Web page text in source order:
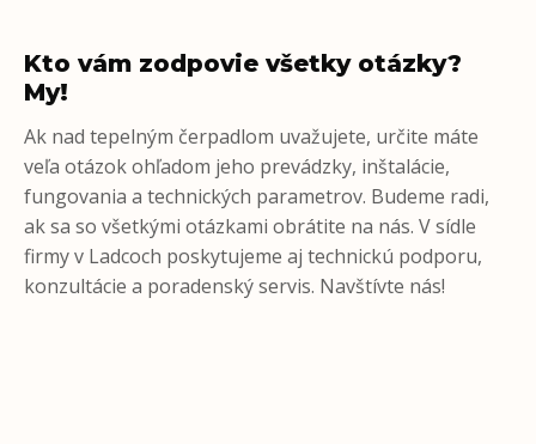
Kto vám zodpovie všetky otázky?
My!
Ak nad tepelným čerpadlom uvažujete, určite máte
veľa otázok ohľadom jeho prevádzky, inštalácie,
fungovania a technických parametrov. Budeme radi,
ak sa so všetkými otázkami obrátite na nás. V sídle
firmy v Ladcoch poskytujeme aj technickú podporu,
konzultácie a poradenský servis. Navštívte nás!